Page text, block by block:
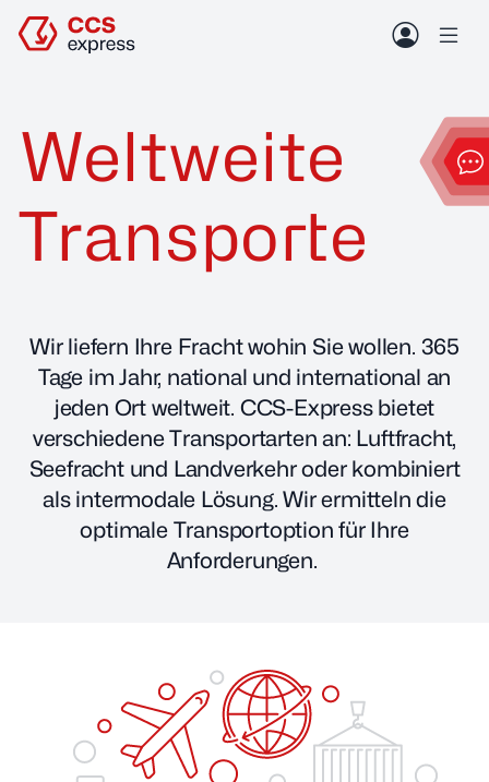
Zum Header springen (
Zum Inhalt springen (
Zum Footer springen (
zur Navigation springen (
Barrierefreiheits-Widget öffnen (
Zur Barrierefreiheitserklaerung (
Weltweite
Transporte
Wir liefern Ihre Fracht wohin Sie wollen. 365
Tage im Jahr, national und international an
jeden Ort weltweit. CCS-Express bietet
verschiedene Transportarten an: Luftfracht,
Seefracht und Landverkehr oder kombiniert
als intermodale Lösung. Wir ermitteln die
optimale Transportoption für Ihre
Anforderungen.
Deutsch English
Leistungen
zurück
Transport
White Glove Service
Verzollung
Branchenlösungen
Sendung verfolgen
Tracking ID suchen